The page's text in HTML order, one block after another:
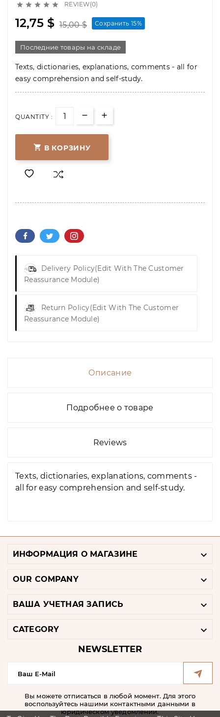
     REVIEW(0)
12,75 $ 15,00 $ Сохранить 15%
Последние товары на складе
Texts, dictionaries, explanations, comments - all for
easy comprehension and self-study.
QUANTITY :
 В КОРЗИНУ
Delivery Policy(edit With The Customer
Reassurance Module)
Return Policy(edit With The Customer
Reassurance Module)
Описание
Подробнее о товаре
Reviews
Texts, dictionaries, explanations, comments -
all for easy comprehension and self-study.
ИНФОРМАЦИЯ О МАГАЗИНЕ 
OUR COMPANY 
ВАША УЧЕТНАЯ ЗАПИСЬ 
CATEGORY 
NEWSLETTER
Вы можете отписаться в любой момент. Для этого
воспользуйтесь нашими контактными данными в
юридическом уведомлении.